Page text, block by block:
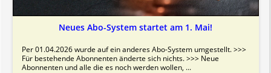
Neues Abo-System startet am 1. Mai!
Per 01.04.2026 wurde auf ein anderes Abo-System umgestellt. >>>
Für bestehende Abonnenten änderte sich nichts. >>> Neue
Abonnenten und alle die es noch werden wollen, ...